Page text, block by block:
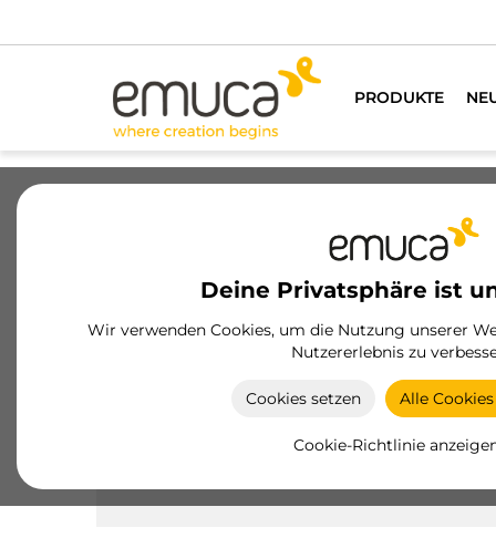
PRODUKTE
Deine Privatsphäre ist
Wir verwenden Cookies, um die Nutzung unserer
Nutzererlebnis zu
Cookies setzen Alle
Cookie-Richtlinie
Montagesysteme von hoher Qualität für eine
Robustheit und Langlebigkeit in jedem Projekt